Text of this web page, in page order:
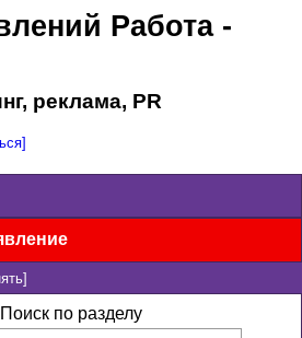
Работа-
реклама, PR
Поиск по разделу